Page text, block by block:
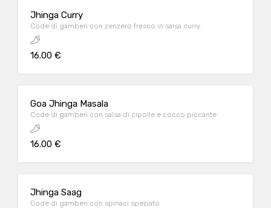
Jhinga Curry
Code di gamberi con zenzero fresco in salsa curry
16.00 €
Goa Jhinga Masala
Code di gamberi con salsa di cipolle e cocco piccante
16.00 €
Jhinga Saag
Code di gamberi con spinaci speziato